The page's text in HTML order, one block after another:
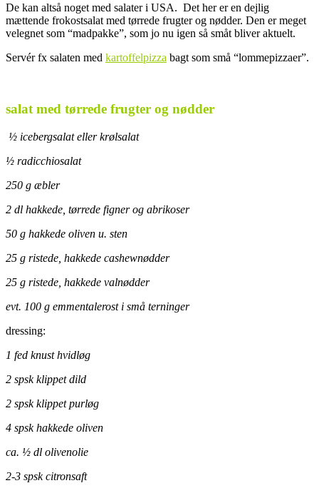
De kan altså noget med salater i USA. Det her er en dejlig
mættende frokostsalat med tørrede frugter og nødder. Den er meget
velegnet som “madpakke”, som jo nu igen så småt bliver aktuelt.
Servér fx salaten med kartoffelpizza bagt som små “lommepizzaer”.
salat med tørrede frugter og nødder
½ icebergsalat eller krølsalat
½ radicchiosalat
250 g æbler
2 dl hakkede, tørrede figner og abrikoser
50 g hakkede oliven u. sten
25 g ristede, hakkede cashewnødder
25 g ristede, hakkede valnødder
evt. 100 g emmentalerost i små terninger
dressing:
1 fed knust hvidløg
2 spsk klippet dild
2 spsk klippet purløg
4 spsk hakkede oliven
ca. ½ dl olivenolie
2-3 spsk citronsaft